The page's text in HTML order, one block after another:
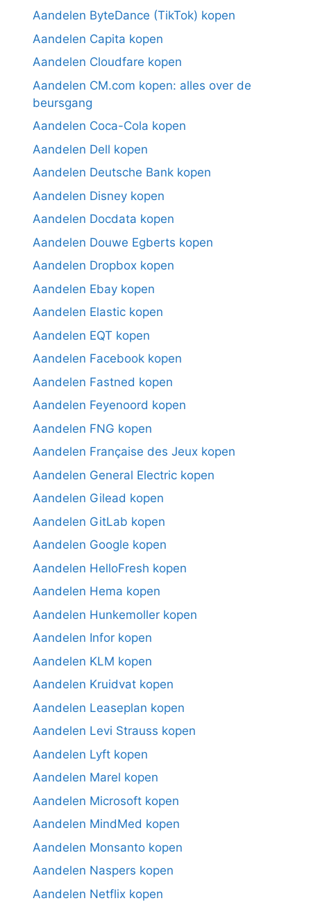
Aandelen ByteDance (TikTok) kopen
Aandelen Capita kopen
Aandelen Cloudfare kopen
Aandelen CM.com kopen: alles over de
beursgang
Aandelen Coca-Cola kopen
Aandelen Dell kopen
Aandelen Deutsche Bank kopen
Aandelen Disney kopen
Aandelen Docdata kopen
Aandelen Douwe Egberts kopen
Aandelen Dropbox kopen
Aandelen Ebay kopen
Aandelen Elastic kopen
Aandelen EQT kopen
Aandelen Facebook kopen
Aandelen Fastned kopen
Aandelen Feyenoord kopen
Aandelen FNG kopen
Aandelen Française des Jeux kopen
Aandelen General Electric kopen
Aandelen Gilead kopen
Aandelen GitLab kopen
Aandelen Google kopen
Aandelen HelloFresh kopen
Aandelen Hema kopen
Aandelen Hunkemoller kopen
Aandelen Infor kopen
Aandelen KLM kopen
Aandelen Kruidvat kopen
Aandelen Leaseplan kopen
Aandelen Levi Strauss kopen
Aandelen Lyft kopen
Aandelen Marel kopen
Aandelen Microsoft kopen
Aandelen MindMed kopen
Aandelen Monsanto kopen
Aandelen Naspers kopen
Aandelen Netflix kopen